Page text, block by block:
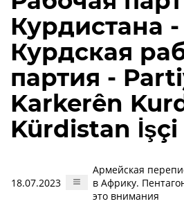
Курдистана -
Курдская
партия -
Karkerên
Kürdistan
18.07.2023
Армейская
в Африку.
это внимания